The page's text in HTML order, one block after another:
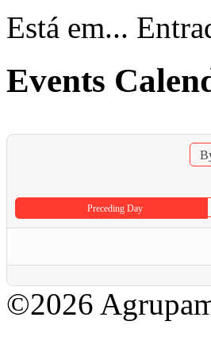
Está em...
Events
Preceding Day
©2026